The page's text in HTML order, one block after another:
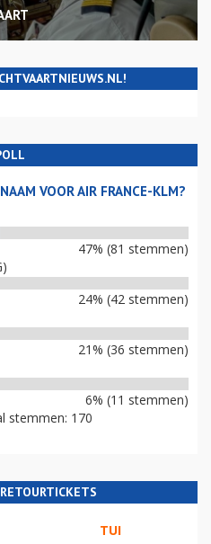
VOOR AIR FRANCE-KLM?
47% (81 stemmen)
24% (42 stemmen)
21% (36 stemmen)
6% (11 stemmen)
stemmen: 170
TUI